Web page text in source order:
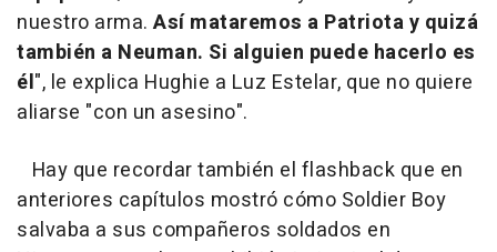
nuestro arma. Así mataremos a Patriota y quizá
también a Neuman. Si alguien puede hacerlo es
él", le explica Hughie a Luz Estelar, que no quiere
aliarse "con un asesino".
Hay que recordar también el flashback que en
anteriores capítulos mostró cómo Soldier Boy
salvaba a sus compañeros soldados en